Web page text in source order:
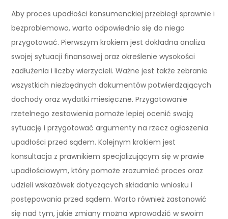
Aby proces upadłości konsumenckiej przebiegł sprawnie i
bezproblemowo, warto odpowiednio się do niego
przygotować. Pierwszym krokiem jest dokładna analiza
swojej sytuacji finansowej oraz określenie wysokości
zadłużenia i liczby wierzycieli. Ważne jest także zebranie
wszystkich niezbędnych dokumentów potwierdzających
dochody oraz wydatki miesięczne. Przygotowanie
rzetelnego zestawienia pomoże lepiej ocenić swoją
sytuację i przygotować argumenty na rzecz ogłoszenia
upadłości przed sądem. Kolejnym krokiem jest
konsultacja z prawnikiem specjalizującym się w prawie
upadłościowym, który pomoże zrozumieć proces oraz
udzieli wskazówek dotyczących składania wniosku i
postępowania przed sądem. Warto również zastanowić
się nad tym, jakie zmiany można wprowadzić w swoim